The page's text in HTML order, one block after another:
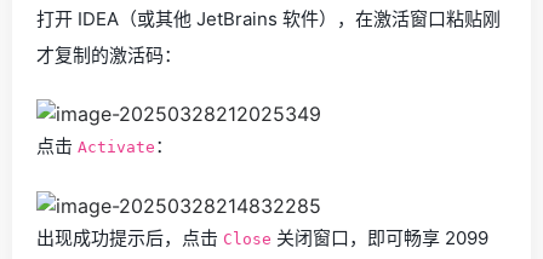
打开 IDEA（或其他 JetBrains 软件），在激活窗口粘贴刚
才复制的激活码：
点击 Activate ：
出现成功提示后，点击 Close 关闭窗口，即可畅享 2099